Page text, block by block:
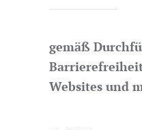
gemäß
Barrierefreiheit
Websites und